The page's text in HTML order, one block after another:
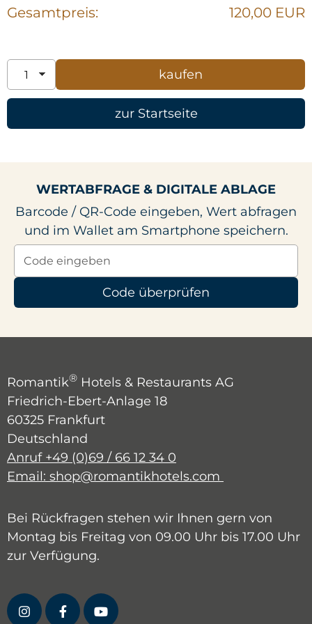
Gesamtpreis: 120,00 EUR
zur Startseite
WERTABFRAGE & DIGITALE ABLAGE
Barcode / QR-Code eingeben, Wert abfragen
und im Wallet am Smartphone speichern.
Code überprüfen
Romantik® Hotels & Restaurants AG
Friedrich-Ebert-Anlage 18
60325 Frankfurt
Deutschland
Anruf +49 (0)69 / 66 12 34 0
Email: shop@romantikhotels.com
Bei Rückfragen stehen wir Ihnen gern von
Montag bis Freitag von 09.00 Uhr bis 17.00 Uhr
zur Verfügung.